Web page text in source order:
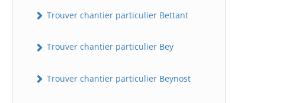
Trouver chantier particulier Bettant
Trouver chantier particulier Bey
Trouver chantier particulier Beynost